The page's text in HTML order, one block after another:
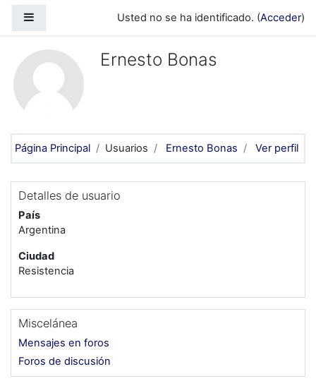
Usted no se ha identificado. (Acceder)
Ernesto Bonas
Página Principal Usuarios Ernesto Bonas Ver perfil
Detalles de usuario
País
Argentina
Ciudad
Resistencia
Miscelánea
Mensajes en foros
Foros de discusión